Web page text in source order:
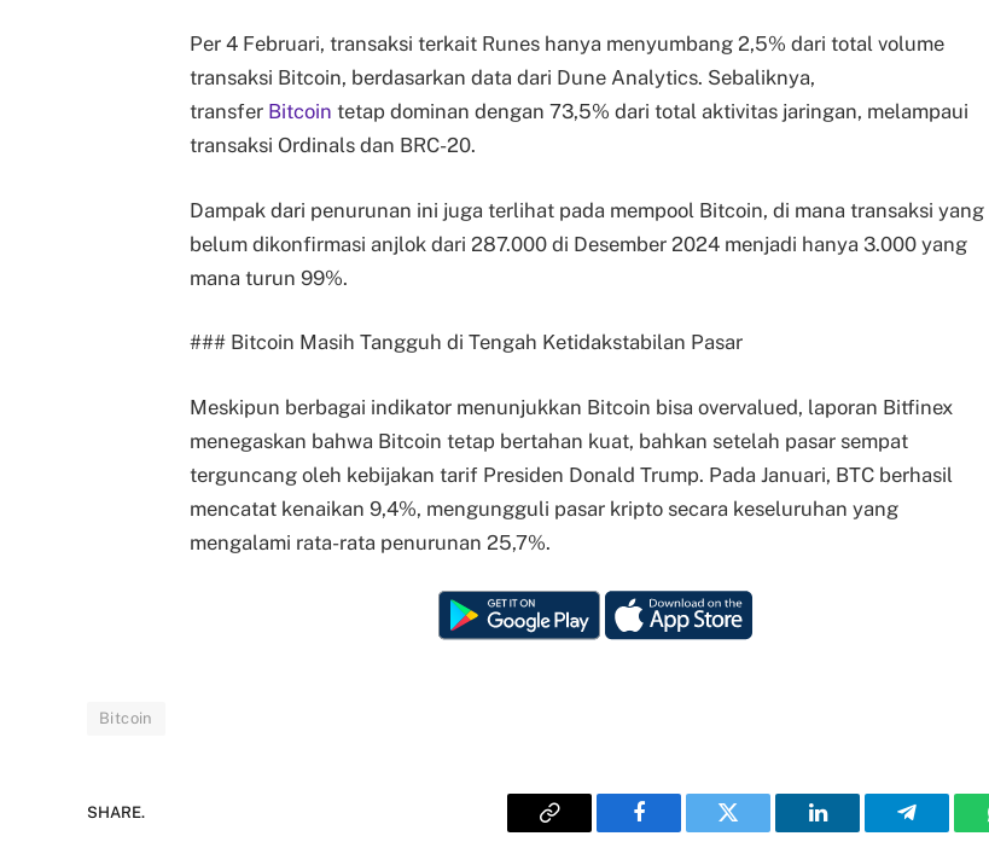
Per 4 Februari, transaksi terkait Runes hanya menyumbang 2,5% dari total volume
transaksi Bitcoin, berdasarkan data dari Dune Analytics. Sebaliknya,
transfer Bitcoin tetap dominan dengan 73,5% dari total aktivitas jaringan, melampaui
transaksi Ordinals dan BRC-20.
Dampak dari penurunan ini juga terlihat pada mempool Bitcoin, di mana transaksi yang
belum dikonfirmasi anjlok dari 287.000 di Desember 2024 menjadi hanya 3.000 yang
mana turun 99%.
### Bitcoin Masih Tangguh di Tengah Ketidakstabilan Pasar
Meskipun berbagai indikator menunjukkan Bitcoin bisa overvalued, laporan Bitfinex
menegaskan bahwa Bitcoin tetap bertahan kuat, bahkan setelah pasar sempat
terguncang oleh kebijakan tarif Presiden Donald Trump. Pada Januari, BTC berhasil
mencatat kenaikan 9,4%, mengungguli pasar kripto secara keseluruhan yang
mengalami rata-rata penurunan 25,7%.
Bitcoin
SHARE.
Copy
Facebook Twitter LinkedIn Telegram